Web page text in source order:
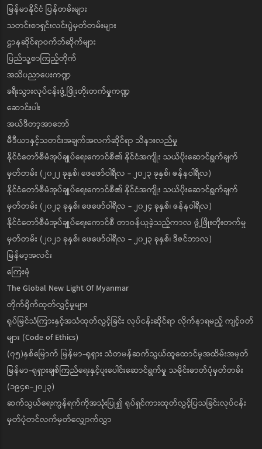
မြန်မာနိုင်ငံ ပြန်တမ်းများ
သတင်းစာရှင်းလင်းပွဲမှတ်တမ်းများ
ဌာနဆိုင်ရာဝက်ဘ်ဆိုက်များ
ပြည်သူ့စာကြည့်တိုက်
အသိပညာပေးကဏ္ဍ
ခရီးသွားလုပ်ငန်းဖွံ့ဖြိုးတိုးတက်မှုကဏ္ဍ
ဆောင်းပါး
အယ်ဒီတာ့အာဘော်
မီဒီယာနှင့်သတင်းအချက်အလက်ဆိုင်ရာ သိနားလည်မှု
နိုင်ငံတော်စီမံအုပ်ချုပ်ရေးကောင်စီ၏ နိုင်ငံအကျိုး သယ်ပိုးဆောင်ရွက်ချက်
မှတ်တမ်း (၂၀၂၂ ခုနှစ်၊ ဖေဖော်ဝါရီလ - ၂၀၂၃ ခုနှစ်၊ ဇန်နဝါရီလ)
နိုင်ငံတော်စီမံအုပ်ချုပ်ရေးကောင်စီ၏ နိုင်ငံအကျိုး သယ်ပိုးဆောင်ရွက်ချက်
မှတ်တမ်း (၂၀၂၃ ခုနှစ်၊ ဖေဖော်ဝါရီလ - ၂၀၂၄ ခုနှစ်၊ ဇန်နဝါရီလ)
နိုင်ငံတော်စီမံအုပ်ချုပ်ရေးကောင်စီ တာဝန်ယူခဲ့သည့်ကာလ ဖွံ့ဖြိုးတိုးတက်မှု
မှတ်တမ်း (၂၀၂၁ ခုနှစ်၊ ဖေဖော်ဝါရီလ - ၂၀၂၃ ခုနှစ်၊ ဒီဇင်ဘာလ)
မြန်မာ့အလင်း
ကြေးမုံ
The Global New Light Of Myanmar
တိုက်ရိုက်ထုတ်လွှင့်မှုများ
ရုပ်မြင်သံကြားနှင့်အသံထုတ်လွှင့်ခြင်း လုပ်ငန်းဆိုင်ရာ လိုက်နာရမည့် ကျင့်ဝတ်
များ (Code of Ethics)
(၇၅)နှစ်မြောက် မြန်မာ-ရုရှား သံတမန်ဆက်သွယ်ထူထောင်မှုအထိမ်းအမှတ်
မြန်မာ-ရုရှားချစ်ကြည်ရေးနှင့်ပူးပေါင်းဆောင်ရွက်မှု သမိုင်းဓာတ်ပုံမှတ်တမ်း
(၁၉၄၈-၂၀၂၃)
ဆက်သွယ်ရေးကွန်ရက်ကိုအသုံးပြု၍ ရုပ်ရှင်ကားထုတ်လွှင့်ပြသခြင်းလုပ်ငန်း
မှတ်ပုံတင်လက်မှတ်လျှောက်လွှာ